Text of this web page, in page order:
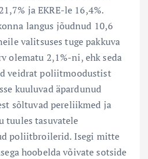
ja EKRE-le 16,4%.
langus jõudnud 10,6
valitsuses tuge pakkuva
olematu 2,1%-ni, ehk seda
veidrat poliitmoodustist
kuuluvad äpardunud
sõltuvad pereliikmed ja
tuules tasuvatele
poliitbroilerid. Isegi mitte
hoobelda võivate sotside